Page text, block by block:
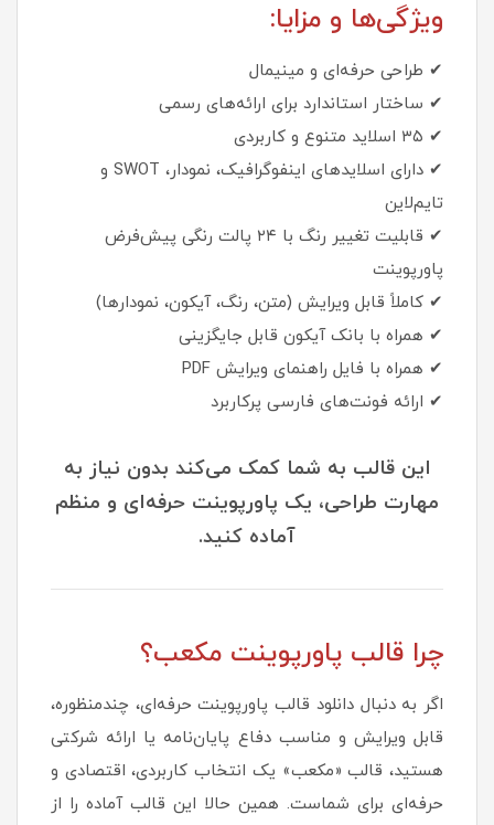
ویژگی‌ها و مزایا:
✔ طراحی حرفه‌ای و مینیمال
✔ ساختار استاندارد برای ارائه‌های رسمی
✔ ۳۵ اسلاید متنوع و کاربردی
✔ دارای اسلایدهای اینفوگرافیک، نمودار، SWOT و
تایم‌لاین
✔ قابلیت تغییر رنگ با ۲۴ پالت رنگی پیش‌فرض
پاورپوینت
✔ کاملاً قابل ویرایش (متن، رنگ، آیکون، نمودارها)
✔ همراه با بانک آیکون قابل جایگزینی
✔ همراه با فایل راهنمای ویرایش PDF
✔ ارائه فونت‌های فارسی پرکاربرد
این قالب به شما کمک می‌کند بدون نیاز به
مهارت طراحی، یک پاورپوینت حرفه‌ای و منظم
آماده کنید.
چرا قالب پاورپوینت مکعب؟
اگر به دنبال دانلود قالب پاورپوینت حرفه‌ای، چندمنظوره،
قابل ویرایش و مناسب دفاع پایان‌نامه یا ارائه شرکتی
هستید، قالب «مکعب» یک انتخاب کاربردی، اقتصادی و
حرفه‌ای برای شماست. همین حالا این قالب آماده را از